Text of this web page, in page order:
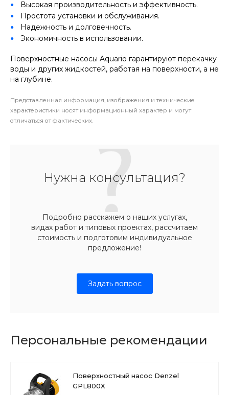
Высокая производительность и эффективность.
Простота установки и обслуживания.
Надежность и долговечность.
Экономичность в использовании.
Поверхностные насосы Aquario гарантируют перекачку
воды и других жидкостей, работая на поверхности, а не
на глубине.
Представленная информация, изображения и технические
характеристики носят информационный характер и могут
отличаться от фактических.
Нужна консультация?
Подробно расскажем о наших услугах,
видах работ и типовых проектах, рассчитаем
стоимость и подготовим индивидуальное
предложение!
Задать вопрос
Персональные рекомендации
Поверхностный насос Denzel
GPL800Х